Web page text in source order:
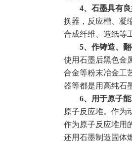
4、石墨具有
换器，反应槽、凝
合成纤维、造纸等
5、作铸造、
使用石墨后黑色金
合金等粉末冶金工
器等都是用高纯石
6、用于原子
原子反应堆。作为
作为原子反应堆用
还用石墨制造固体